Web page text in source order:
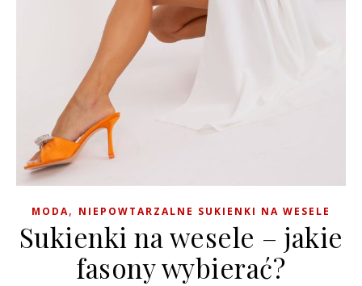
MODA, NIEPOWTARZALNE SUKIENKI NA WESELE
Sukienki na wesele – jakie
fasony wybierać?